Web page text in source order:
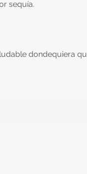
sequía.
dondequiera